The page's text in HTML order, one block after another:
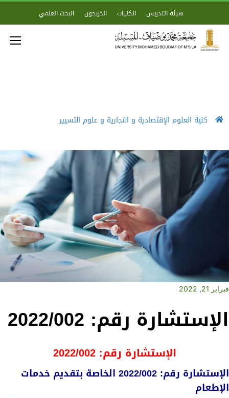
هيئة التدريس الكليات الخريجون البحث العلمي
كلية العلوم الإقتصادية و التجارية و علوم التسيير
فبراير 21, 2022
الإستشارة رقم: 2022/002
الإستشارة رقم: 2022/002
الإستشارة رقم: 2022/002 الخاصة بتقديم خدمات
الإطعام